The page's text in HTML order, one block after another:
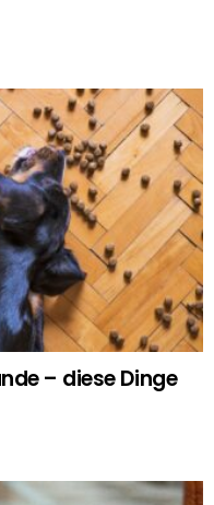
– diese Dinge